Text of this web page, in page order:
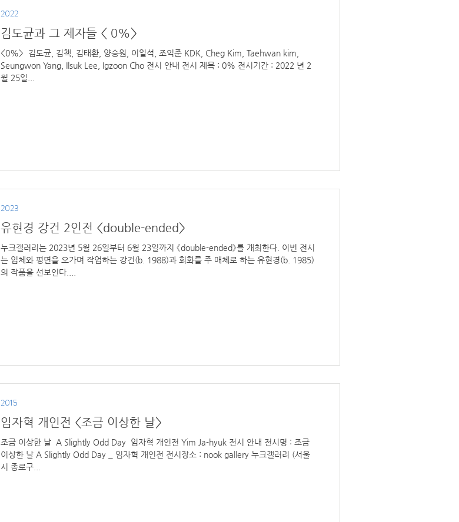
김도균과 그 제자들 < 0%>
<0%> ​ 김도균, 김책, 김태환, 양승원, 이일석, 조익준 KDK, Cheg Kim, Taehwan kim,
Seungwon Yang, Ilsuk Lee, Igzoon Cho 전시 안내 전시 제목 : 0% 전시기간 : 2022 년 2
월 25일...
2022
유현경 강건 2인전 <double-ended>
누크갤러리는 2023년 5월 26일부터 6월 23일까지 《double-ended》를 개최한다. 이번 전시
는 입체와 평면을 오가며 작업하는 강건(b. 1988)과 회화를 주 매체로 하는 유현경(b. 1985)
의 작품을 선보인다....
2023
임자혁 개인전 <조금 이상한 날>
조금 이상한 날 ​ A Slightly Odd Day ​ 임자혁 개인전 Yim Ja-hyuk 전시 안내 전시명 : 조금
이상한 날 A Slightly Odd Day _ 임자혁 개인전 전시장소 : nook gallery 누크갤러리 (서울
시 종로구...
2015